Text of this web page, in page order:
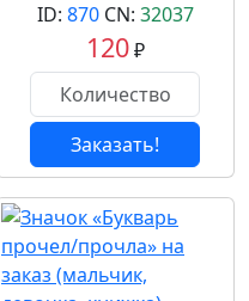
ID: 870CN: 32037
120₽
Заказать!